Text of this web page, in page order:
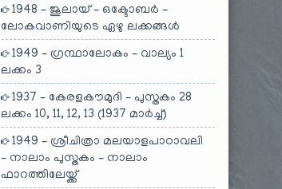
1948 – ജൂലായ് – ഒക്ടോബർ –
ലോകവാണിയുടെ ഏഴു ലക്കങ്ങൾ
1949 – ഗ്രന്ഥാലോകം – വാല്യം 1
ലക്കം 3
1937 – കേരളകൗമുദി – പുസ്തകം 28
ലക്കം 10, 11, 12, 13 (1937 മാർച്ച്)
1949 – ശ്രീചിത്രാ മലയാളപാഠാവലി
– നാലാം പുസ്തകം – നാലാം
ഫാറത്തിലേയ്ക്ക്